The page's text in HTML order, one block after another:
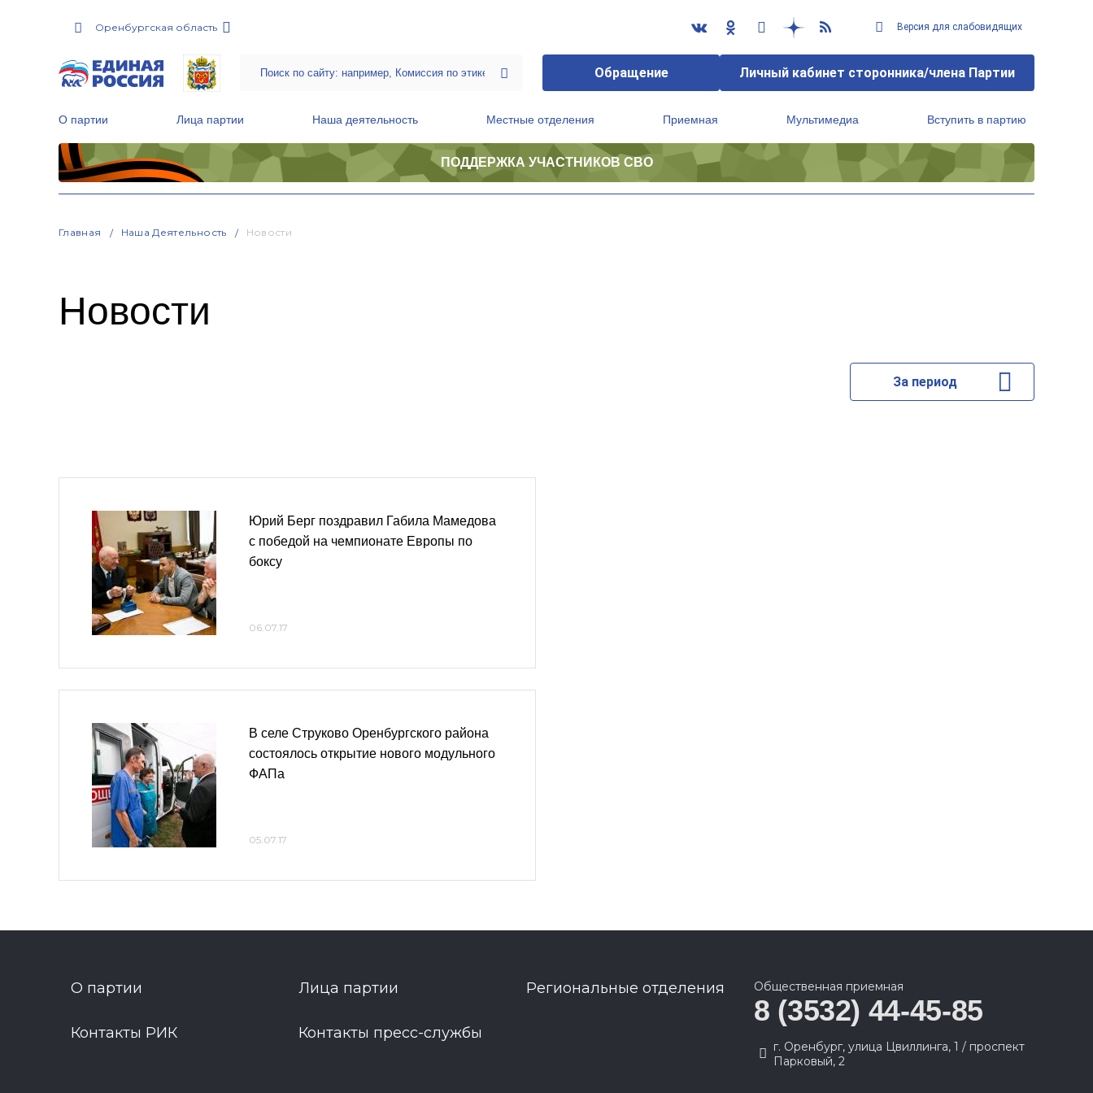
Оренбургская область Версия для слабовидящих
Обращение Личный кабинет сторонника/члена Партии
О партии Лица партии Наша деятельность Местные отделения Приемная Мультимедиа Вступить в партию
ПОДДЕРЖКА УЧАСТНИКОВ СВО
Главная Наша Деятельность Новости
Новости
За период
Юрий Берг поздравил Габила Мамедова
с победой на чемпионате Европы по
боксу
06.07.17
В селе Струково Оренбургского района
состоялось открытие нового модульного
ФАПа
05.07.17
О партии Лица партии Региональные отделения
Контакты РИК Контакты пресс-службы
Общественная приемная
8 (3532) 44-45-85
г. Оренбург, улица Цвиллинга, 1 / проспект
Парковый, 2